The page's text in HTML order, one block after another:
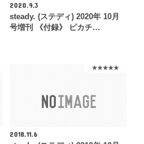
2020.9.3
steady. (ステディ) 2020年 10月
号増刊 《付録》 ピカチ…
★★★★★
2018.11.6